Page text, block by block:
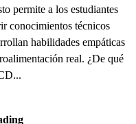
permite a los estudiantes
conocimientos técnicos
habilidades empáticas
real. ¿De qué